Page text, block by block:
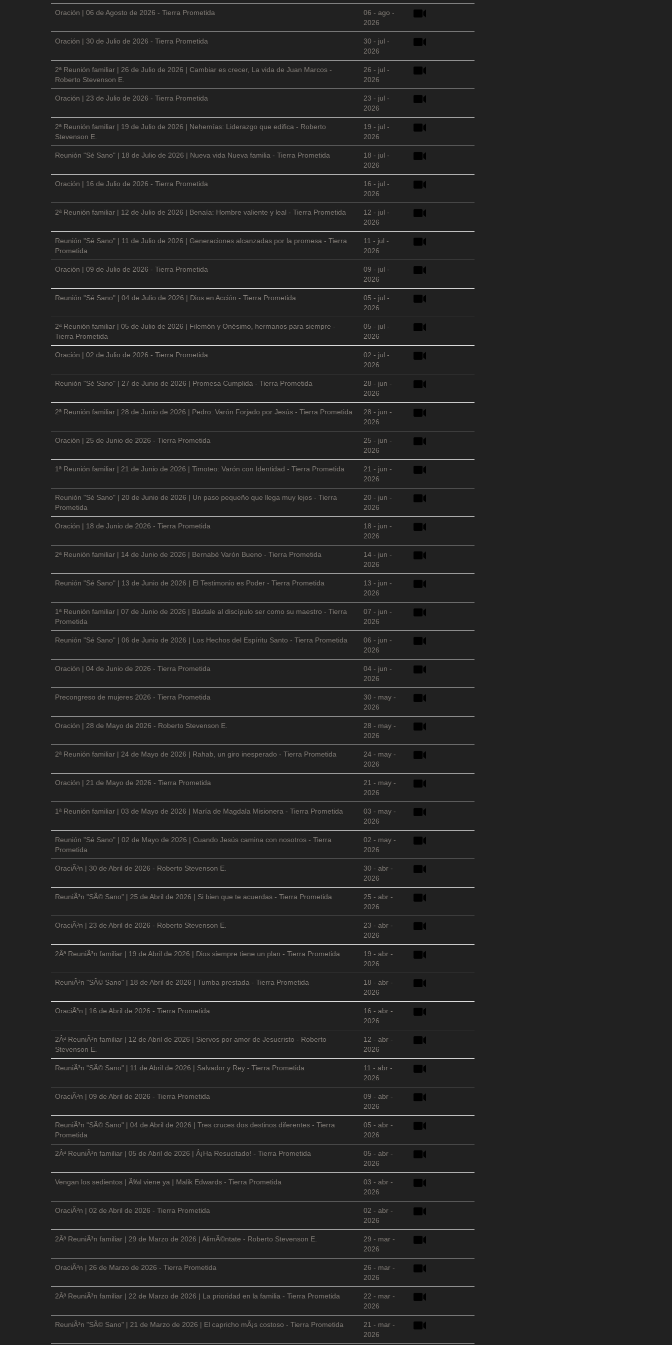
Oración | 06 de Agosto de 2026 - Tierra Prometida
06 - ago -
2026
Oración | 30 de Julio de 2026 - Tierra Prometida
30 - jul -
2026
2ª Reunión familiar | 26 de Julio de 2026 | Cambiar es crecer, La vida de Juan Marcos -
Roberto Stevenson E.
26 - jul -
2026
Oración | 23 de Julio de 2026 - Tierra Prometida
23 - jul -
2026
2ª Reunión familiar | 19 de Julio de 2026 | Nehemías: Liderazgo que edifica - Roberto
Stevenson E.
19 - jul -
2026
Reunión "Sé Sano" | 18 de Julio de 2026 | Nueva vida Nueva familia - Tierra Prometida
18 - jul -
2026
Oración | 16 de Julio de 2026 - Tierra Prometida
16 - jul -
2026
2ª Reunión familiar | 12 de Julio de 2026 | Benaía: Hombre valiente y leal - Tierra Prometida
12 - jul -
2026
Reunión "Sé Sano" | 11 de Julio de 2026 | Generaciones alcanzadas por la promesa - Tierra
Prometida
11 - jul -
2026
Oración | 09 de Julio de 2026 - Tierra Prometida
09 - jul -
2026
Reunión "Sé Sano" | 04 de Julio de 2026 | Dios en Acción - Tierra Prometida
05 - jul -
2026
2ª Reunión familiar | 05 de Julio de 2026 | Filemón y Onésimo, hermanos para siempre -
Tierra Prometida
05 - jul -
2026
Oración | 02 de Julio de 2026 - Tierra Prometida
02 - jul -
2026
Reunión "Sé Sano" | 27 de Junio de 2026 | Promesa Cumplida - Tierra Prometida
28 - jun -
2026
2ª Reunión familiar | 28 de Junio de 2026 | Pedro: Varón Forjado por Jesús - Tierra Prometida
28 - jun -
2026
Oración | 25 de Junio de 2026 - Tierra Prometida
25 - jun -
2026
1ª Reunión familiar | 21 de Junio de 2026 | Timoteo: Varón con Identidad - Tierra Prometida
21 - jun -
2026
Reunión "Sé Sano" | 20 de Junio de 2026 | Un paso pequeño que llega muy lejos - Tierra
Prometida
20 - jun -
2026
Oración | 18 de Junio de 2026 - Tierra Prometida
18 - jun -
2026
2ª Reunión familiar | 14 de Junio de 2026 | Bernabé Varón Bueno - Tierra Prometida
14 - jun -
2026
Reunión "Sé Sano" | 13 de Junio de 2026 | El Testimonio es Poder - Tierra Prometida
13 - jun -
2026
1ª Reunión familiar | 07 de Junio de 2026 | Bástale al discípulo ser como su maestro - Tierra
Prometida
07 - jun -
2026
Reunión "Sé Sano" | 06 de Junio de 2026 | Los Hechos del Espíritu Santo - Tierra Prometida
06 - jun -
2026
Oración | 04 de Junio de 2026 - Tierra Prometida
04 - jun -
2026
Precongreso de mujeres 2026 - Tierra Prometida
30 - may -
2026
Oración | 28 de Mayo de 2026 - Roberto Stevenson E.
28 - may -
2026
2ª Reunión familiar | 24 de Mayo de 2026 | Rahab, un giro inesperado - Tierra Prometida
24 - may -
2026
Oración | 21 de Mayo de 2026 - Tierra Prometida
21 - may -
2026
1ª Reunión familiar | 03 de Mayo de 2026 | María de Magdala Misionera - Tierra Prometida
03 - may -
2026
Reunión "Sé Sano" | 02 de Mayo de 2026 | Cuando Jesús camina con nosotros - Tierra
Prometida
02 - may -
2026
OraciÃ³n | 30 de Abril de 2026 - Roberto Stevenson E.
30 - abr -
2026
ReuniÃ³n "SÃ© Sano" | 25 de Abril de 2026 | Si bien que te acuerdas - Tierra Prometida
25 - abr -
2026
OraciÃ³n | 23 de Abril de 2026 - Roberto Stevenson E.
23 - abr -
2026
2Âª ReuniÃ³n familiar | 19 de Abril de 2026 | Dios siempre tiene un plan - Tierra Prometida
19 - abr -
2026
ReuniÃ³n "SÃ© Sano" | 18 de Abril de 2026 | Tumba prestada - Tierra Prometida
18 - abr -
2026
OraciÃ³n | 16 de Abril de 2026 - Tierra Prometida
16 - abr -
2026
2Âª ReuniÃ³n familiar | 12 de Abril de 2026 | Siervos por amor de Jesucristo - Roberto
Stevenson E.
12 - abr -
2026
ReuniÃ³n "SÃ© Sano" | 11 de Abril de 2026 | Salvador y Rey - Tierra Prometida
11 - abr -
2026
OraciÃ³n | 09 de Abril de 2026 - Tierra Prometida
09 - abr -
2026
ReuniÃ³n "SÃ© Sano" | 04 de Abril de 2026 | Tres cruces dos destinos diferentes - Tierra
Prometida
05 - abr -
2026
2Âª ReuniÃ³n familiar | 05 de Abril de 2026 | Â¡Ha Resucitado! - Tierra Prometida
05 - abr -
2026
Vengan los sedientos | Ã‰l viene ya | Malik Edwards - Tierra Prometida
03 - abr -
2026
OraciÃ³n | 02 de Abril de 2026 - Tierra Prometida
02 - abr -
2026
2Âª ReuniÃ³n familiar | 29 de Marzo de 2026 | AlimÃ©ntate - Roberto Stevenson E.
29 - mar -
2026
OraciÃ³n | 26 de Marzo de 2026 - Tierra Prometida
26 - mar -
2026
2Âª ReuniÃ³n familiar | 22 de Marzo de 2026 | La prioridad en la familia - Tierra Prometida
22 - mar -
2026
ReuniÃ³n "SÃ© Sano" | 21 de Marzo de 2026 | El capricho mÃ¡s costoso - Tierra Prometida
21 - mar -
2026